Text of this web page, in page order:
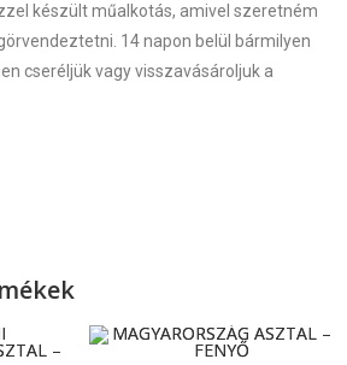
készült műalkotás, amivel szeretném
14 napon belül bármilyen
cseréljük vagy visszavásároljuk a